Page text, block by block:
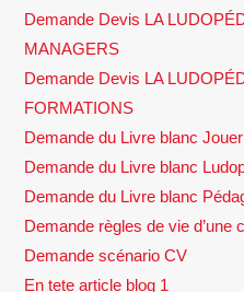
Demande Devis LA
MANAGERS
Demande Devis LA
FORMATIONS
Demande du Livre blanc
Demande du Livre blanc
Demande du Livre blanc
Demande règles de vie d’une
Demande scénario CV
En tete article blog 1